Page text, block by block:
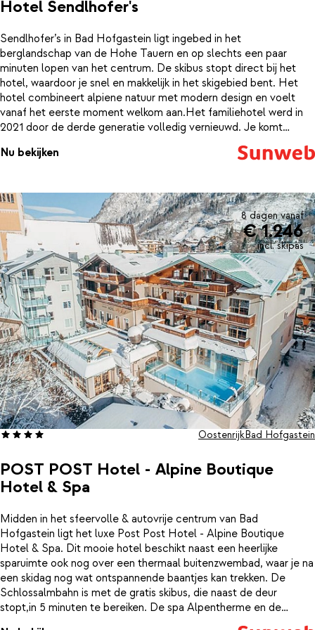
Hotel Sendlhofer's
Sendlhofer’s in Bad Hofgastein ligt ingebed in het
berglandschap van de Hohe Tauern en op slechts een paar
minuten lopen van het centrum. De skibus stopt direct bij het
hotel, waardoor je snel en makkelijk in het skigebied bent. Het
hotel combineert alpiene natuur met modern design en voelt
vanaf het eerste moment welkom aan.Het familiehotel werd in
2021 door de derde generatie volledig vernieuwd. Je komt
Wohnzimmer. Gezellige hoekjes, banken en speelse elementen
ingrediënten, terwijl je ’s ochtends geniet van een uitgebreid
ontbijt met verse producten en lokale specialiteiten.Het hotel
beschikt over 60 kamers en 16 appartementen, elk passend bij
verschillende wensen. In het wellnesscentrum kom je volledig
tot rust: er zijn twee thermale baden, een whirlpool, een adults
only Alpinspa en een familiesauna. Ultiem ontspannen na een
actieve dag op de piste.
Nu bekijken
8 dagen vanaf
€ 1.246
incl. skipas
POST POST Hotel - Alpine Boutique
Hotel & Spa
OostenrijkBad Hofgastein
Midden in het sfeervolle & autovrije centrum van Bad
Hofgastein ligt het luxe Post Post Hotel - Alpine Boutique
Hotel & Spa. Dit mooie hotel beschikt naast een heerlijke
sparuimte ook nog over een thermaal buitenzwembad, waar je na
een skidag nog wat ontspannende baantjes kan trekken. De
Schlossalmbahn is met de gratis skibus, die naast de deur
stopt,in 5 minuten te bereiken. De spa Alpentherme en de
spaparken vind je op 2 minuten lopen van het Alte Post Wellness